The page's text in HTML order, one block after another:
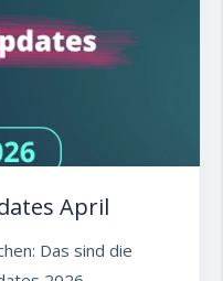
April
Das sind die